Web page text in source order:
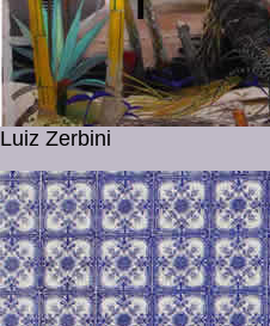
Luiz Zerbini